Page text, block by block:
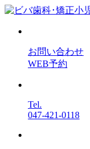
お問い合わせ
WEB予約
Tel.
047-421-0118